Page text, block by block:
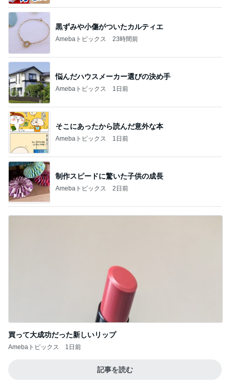
黒ずみや小傷がついたカルティエ
Amebaトピックス 23時間前
悩んだハウスメーカー選びの決め手
Amebaトピックス 1日前
そこにあったから読んだ意外な本
Amebaトピックス 1日前
制作スピードに驚いた子供の成長
Amebaトピックス 2日前
買って大成功だった新しいリップ
Amebaトピックス 1日前
記事を読む